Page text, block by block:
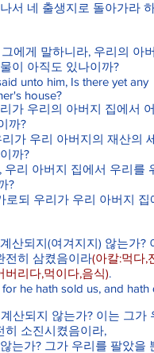
서 네 출생지로 돌아가라
에게 말하니라, 우리의 아
이 아직도 있나이까?
unto him, Is there yet any
house?
가 우리의 아버지 집에서
까?
가 우리 아버지의 재산의
까?
리 아버지 집에서 우리를
?
로되 우리가 우리 아버지 집
산되지(여겨지지) 않는가?
전히 삼켰음이라(아칼:먹다,
버리다,먹이다,음식).
he hath sold us, and hath
산되지 않는가? 이는 그가
히 소진시켰음이라,
는가? 그가 우리를 팔았을